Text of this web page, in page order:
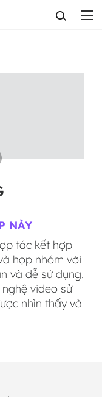
NÀY
tác kết hợp
họp nhóm với
và dễ sử dụng.
video sử
nhìn thấy và